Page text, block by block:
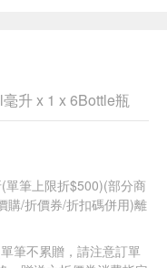
升 x 1 x 6Bottle瓶
筆上限折$500)(部分商
購/折價券/折扣碼併用)離
筆不累贈，請注意訂單